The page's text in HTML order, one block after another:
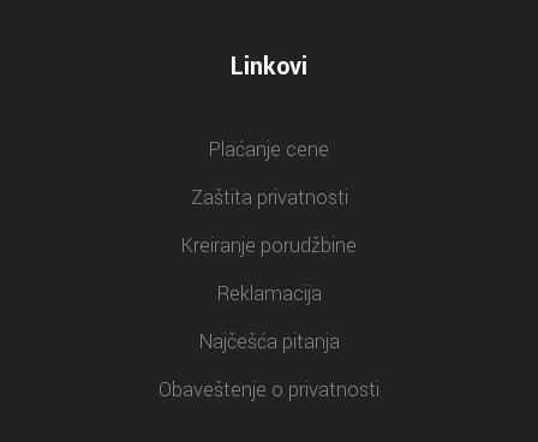
Linkovi
Plaćanje cene
Zaštita privatnosti
Kreiranje porudžbine
Reklamacija
Najčešća pitanja
Obaveštenje o privatnosti